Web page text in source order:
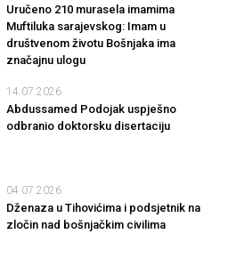
Uručeno 210 murasela imamima
Muftiluka sarajevskog: Imam u
društvenom životu Bošnjaka ima
značajnu ulogu
14.07.2026
Abdussamed Podojak uspješno
odbranio doktorsku disertaciju
04.07.2026
Dženaza u Tihovićima i podsjetnik na
zločin nad bošnjačkim civilima